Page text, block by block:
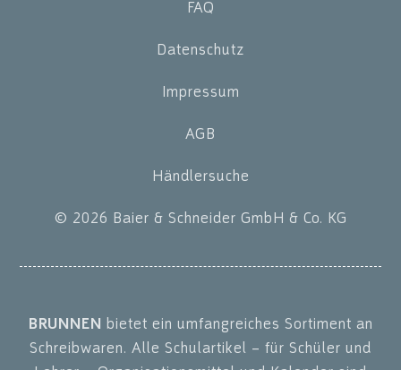
FAQ
Datenschutz
Impressum
AGB
Händlersuche
© 2026 Baier & Schneider GmbH & Co. KG
BRUNNEN bietet ein umfangreiches Sortiment an
Schreibwaren. Alle Schulartikel – für Schüler und